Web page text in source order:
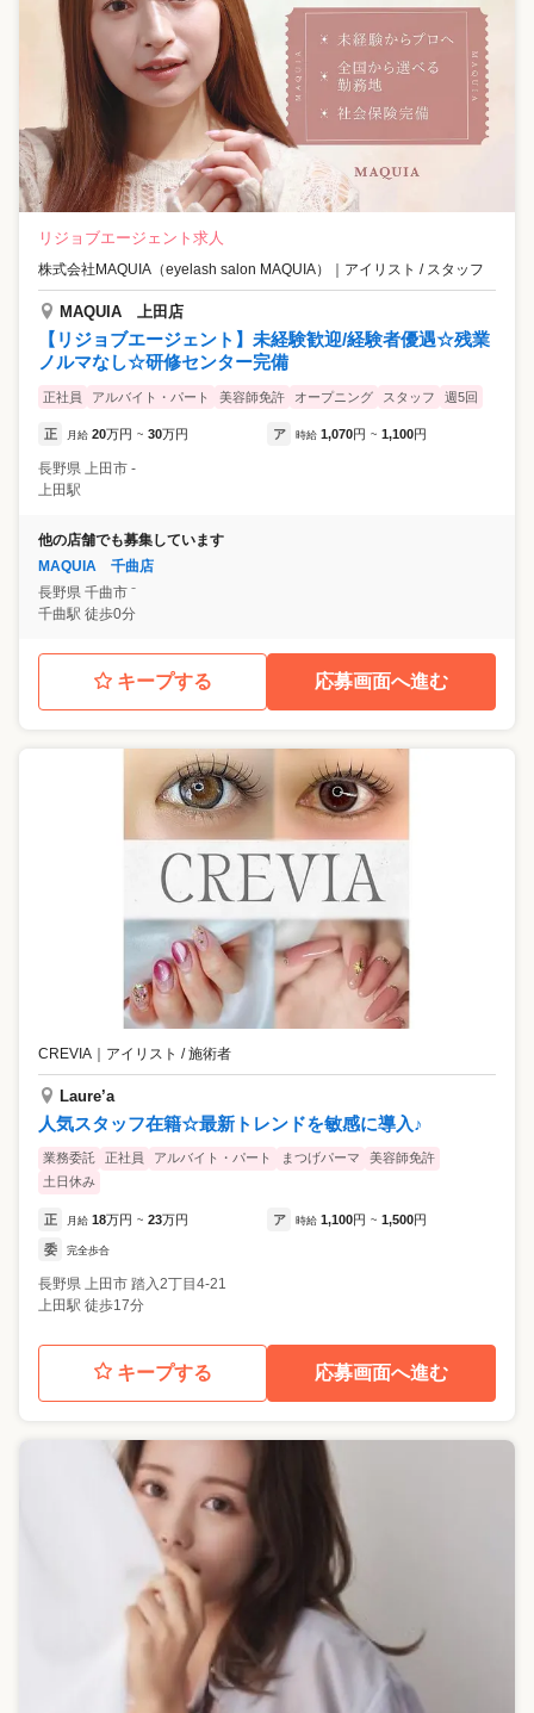
リジョブエージェント求人
株式会社MAQUIA（eyelash salon MAQUIA） アイリスト / スタッフ
MAQUIA 上田店
【リジョブエージェント】未経験歓迎/経験者優遇☆残業
ノルマなし☆研修センター完備
正社員 アルバイト・パート 美容師免許 オープニング スタッフ 週5回
正 月給 20万円 ~ 30万円 ア 時給 1,070円 ~ 1,100円
長野県 上田市 ‐
上田駅
他の店舗でも募集しています
MAQUIA 千曲店
長野県 千曲市 ⁻
千曲駅 徒歩0分
キープする 応募画面へ進む
CREVIA ｜ アイリスト / 施術者
Laure’a
人気スタッフ在籍☆最新トレンドを敏感に導入♪
業務委託 正社員 アルバイト・パート まつげパーマ
美容師免許
土日休み
正 月給 18万円 ~ 23万円 ア 時給 1,100円 ~ 1,500円
委 完全歩合
長野県 上田市 踏入2丁目4-21
上田駅 徒歩17分
キープする 応募画面へ進む